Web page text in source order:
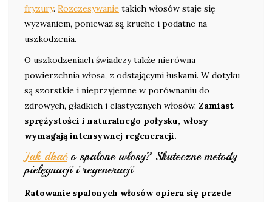
fryzury. Rozczesywanie takich włosów staje się
wyzwaniem, ponieważ są kruche i podatne na
uszkodzenia.
O uszkodzeniach świadczy także nierówna
powierzchnia włosa, z odstającymi łuskami. W dotyku
są szorstkie i nieprzyjemne w porównaniu do
zdrowych, gładkich i elastycznych włosów. Zamiast
sprężystości i naturalnego połysku, włosy
wymagają intensywnej regeneracji.
Jak dbaćo spalone włosy? Skuteczne metody
pielęgnacji i regeneracji
Ratowanie spalonych włosów opiera się przede